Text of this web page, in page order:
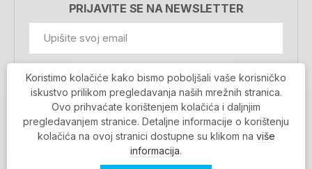
PRIJAVITE SE NA NEWSLETTER
Prihvaćam da se moji podaci spremaju u bazu
podataka i koriste u svrhu slanja MojaRijeka
newslettera
MOJARIJEKA NEWSLETTER
PRIJAVI SE
Koristimo kolačiće kako bismo poboljšali vaše korisničko
iskustvo prilikom pregledavanja naših mrežnih stranica.
Ovo prihvaćate korištenjem kolačića i daljnjim
pregledavanjem stranice. Detaljne informacije o korištenju
kolačića na ovoj stranici dostupne su klikom na više
informacija.